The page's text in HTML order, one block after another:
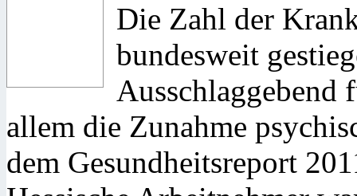
Die Zahl der
bundesweit
allem die Zunahme
dem Gesundheitsreport